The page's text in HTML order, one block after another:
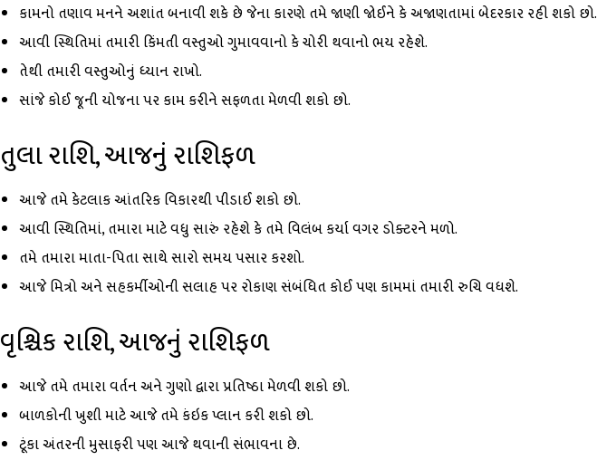
કામનો તણાવ મનને અશાંત બનાવી શકે છે જેના કારણે તમે જાણી જોઈને કે અજાણતામાં બેદરકાર રહી શકો છો.
આવી સ્થિતિમાં તમારી કિંમતી વસ્તુઓ ગુમાવવાનો કે ચોરી થવાનો ભય રહેશે.
તેથી તમારી વસ્તુઓનું ધ્યાન રાખો.
સાંજે કોઈ જૂની યોજના પર કામ કરીને સફળતા મેળવી શકો છો.
તુલા રાશિ, આજનું રાશિફળ
આજે તમે કેટલાક આંતરિક વિકારથી પીડાઈ શકો છો.
આવી સ્થિતિમાં, તમારા માટે વધુ સારું રહેશે કે તમે વિલંબ કર્યા વગર ડોક્ટરને મળો.
તમે તમારા માતા-પિતા સાથે સારો સમય પસાર કરશો.
આજે મિત્રો અને સહકર્મીઓની સલાહ પર રોકાણ સંબંધિત કોઈ પણ કામમાં તમારી રુચિ વધશે.
વૃશ્ચિક રાશિ, આજનું રાશિફળ
આજે તમે તમારા વર્તન અને ગુણો દ્વારા પ્રતિષ્ઠા મેળવી શકો છો.
બાળકોની ખુશી માટે આજે તમે કંઇક પ્લાન કરી શકો છો.
ટૂંકા અંતરની મુસાફરી પણ આજે થવાની સંભાવના છે.